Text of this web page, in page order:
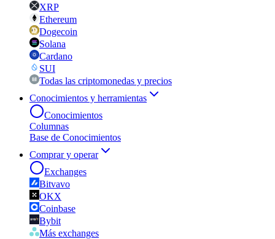
XRP
Ethereum
Dogecoin
Solana
Cardano
SUI
Todas las criptomonedas y precios
Conocimientos y herramientas
Conocimientos
Columnas
Base de Conocimientos
Comprar y operar
Exchanges
Bitvavo
OKX
Coinbase
Bybit
Más exchanges